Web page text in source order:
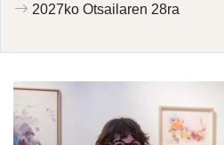
2027ko Otsailaren 28ra